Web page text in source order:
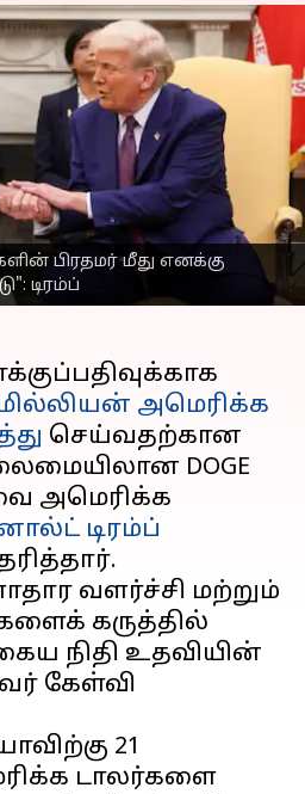
பிரதமர் மீது எனக்கு
டிரம்ப்
21
ரத்து
என்கிறார்
Feb 19, 2025 08:33 am
மில்லியன் அமெரிக்க
செய்வதற்கான
DOGE
அமெரிக்க
டிரம்ப்
வளர்ச்சி மற்றும்
கருத்தில்
நிதி உதவியின்
கேள்வி
21
டாலர்களை